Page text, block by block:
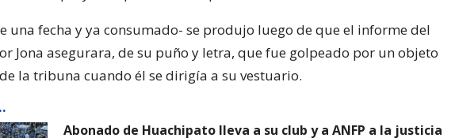
una fecha y ya consumado- se produjo luego de que el informe del
Jona asegurara, de su puño y letra, que fue golpeado por un objeto
la tribuna cuando él se dirigía a su vestuario.
Abonado de Huachipato lleva a su club y a ANFP a la justicia